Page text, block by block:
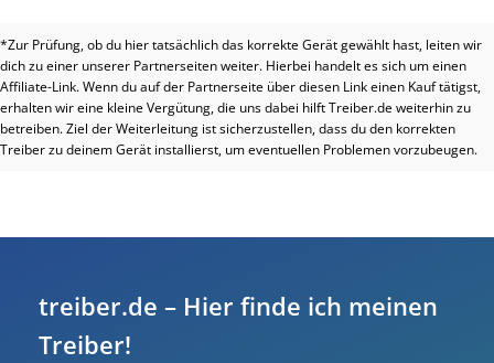
*Zur Prüfung, ob du hier tatsächlich das korrekte Gerät gewählt hast, leiten wir
dich zu einer unserer Partnerseiten weiter. Hierbei handelt es sich um einen
Affiliate-Link. Wenn du auf der Partnerseite über diesen Link einen Kauf tätigst,
erhalten wir eine kleine Vergütung, die uns dabei hilft Treiber.de weiterhin zu
betreiben. Ziel der Weiterleitung ist sicherzustellen, dass du den korrekten
Treiber zu deinem Gerät installierst, um eventuellen Problemen vorzubeugen.
treiber.de – Hier finde ich meinen
Treiber!